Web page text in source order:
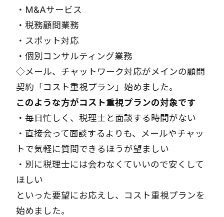
・ M&Aサービス
・ 税務顧問業務
・ スポット対応
・ 個別コンサルティング業務
◇メール、チャットワーク対応がメインの顧問
契約「コスト重視プラン 」始めました。
このような方がコスト重視プランの対象です
・毎日忙しく、税理士と面談する時間がない
・直接会って面談するよりも、メールやチャッ
トで気軽に質問できるほうが望ましい
・別に税理士には会わなくていいので安くして
ほしい
といった要望にお応えし、 コスト重視プランを
始めました。